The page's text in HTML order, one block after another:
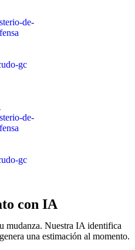
con IA
mudanza. Nuestra IA identifica
una estimación al momento.